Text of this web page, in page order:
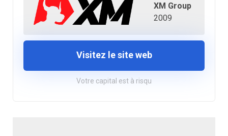
XM Group
2009
Visitez le site web
Votre capital est à risqu